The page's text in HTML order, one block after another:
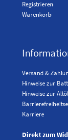
Registrieren
Warenkorb
Versand &
Hinweise zur
Hinweise zur
Karriere
Direkt zum